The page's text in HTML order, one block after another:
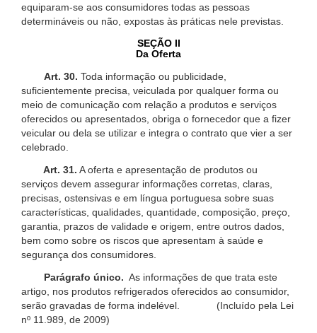
equiparam-se aos consumidores todas as pessoas
determináveis ou não, expostas às práticas nele previstas.
SEÇÃO II
Da Oferta
Art. 30. Toda informação ou publicidade,
suficientemente precisa, veiculada por qualquer forma ou
meio de comunicação com relação a produtos e serviços
oferecidos ou apresentados, obriga o fornecedor que a fizer
veicular ou dela se utilizar e integra o contrato que vier a ser
celebrado.
Art. 31. A oferta e apresentação de produtos ou
serviços devem assegurar informações corretas, claras,
precisas, ostensivas e em língua portuguesa sobre suas
características, qualidades, quantidade, composição, preço,
garantia, prazos de validade e origem, entre outros dados,
bem como sobre os riscos que apresentam à saúde e
segurança dos consumidores.
Parágrafo único. As informações de que trata este
artigo, nos produtos refrigerados oferecidos ao consumidor,
serão gravadas de forma indelével. (Incluído pela Lei
nº 11.989, de 2009)